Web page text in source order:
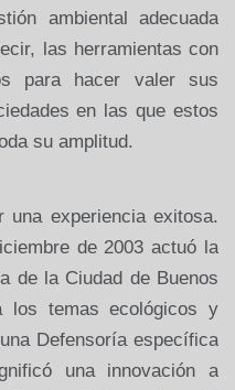
ambiental adecuada
las herramientas con
para hacer valer sus
en las que estos
su amplitud.
una experiencia exitosa.
de 2003 actuó la
de la Ciudad de Buenos
los temas ecológicos y
Defensoría específica
una innovación a